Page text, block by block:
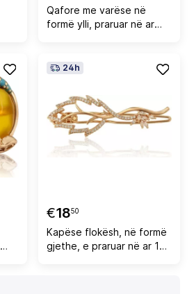
Qafore me varëse në
formë ylli, praruar në ar
24h
€1850
Kapëse flokësh, në formë
gjethe, e praruar në ar 18K